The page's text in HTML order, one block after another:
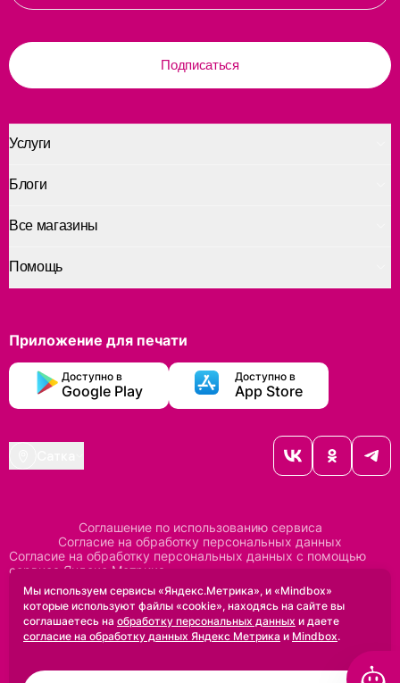
Подписаться
Услуги
Помощь
Блоги
Все магазины
Приложение для печати
Доступно в
Google Play
Доступно в
App Store
Соглашение по использованию сервиса
Согласие на обработку персональных данных
Согласие на обработку персональных данных с помощью
сервиса Яндекс Метрика
Согласие на обработку персональных данных с помощью
сервиса Mindbox
Положение по обработке персональных данных
Политика конфиденциальностиДоговор оферты
Мы используем сервисы «Яндекс.Метрика», и «Mindbox»
которые используют файлы «cookie», находясь на сайте вы
соглашаетесь на обработку персональных данных и даете
согласие на обработку данных Яндекс Метрика и Mindbox.